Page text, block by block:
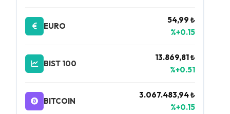
EURO
54,99 ₺
%+0.15
BIST 100
13.869,81 ₺
%+0.51
BITCOIN
3.067.483,94 ₺
%+0.15